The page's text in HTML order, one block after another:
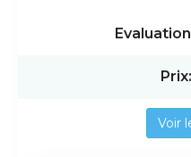
Voir